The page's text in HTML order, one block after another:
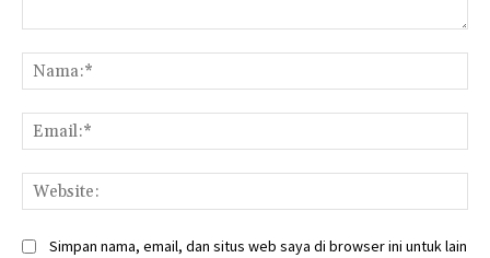
Simpan nama, email, dan situs web saya di browser ini untuk lain